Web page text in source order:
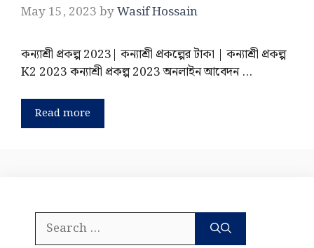
May 15, 2023byWasif Hossain
কন্যাশ্রী প্রকল্প 2023| কন্যাশ্রী প্রকল্পের টাকা | কন্যাশ্রী প্রকল্প
K2 2023 কন্যাশ্রী প্রকল্প 2023 অনলাইন আবেদন …
Read more
Search
for: